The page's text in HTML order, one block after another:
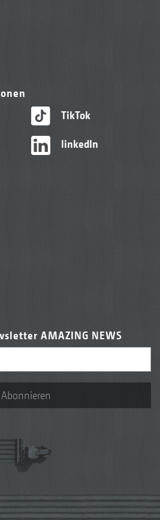
TikTok
linkedIn
AMAZING NEWS
Abonnieren